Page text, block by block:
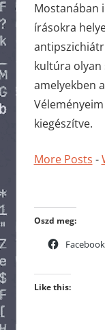
Mostanában
írásokra
kultúra olyan
amelyekben
kiegészítve.
More Posts -
Oszd meg:
Facebook
Like this: